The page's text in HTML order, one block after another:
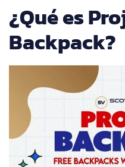
¿Qué es
Backpack?